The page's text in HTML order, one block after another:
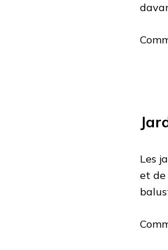
Les
et de